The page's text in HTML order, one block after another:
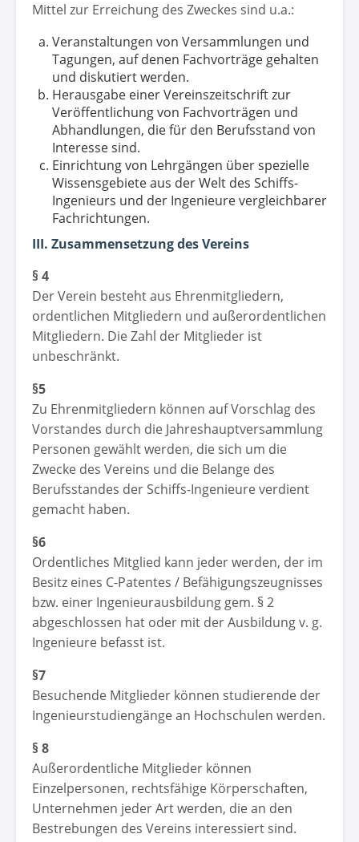
Mittel zur Erreichung des Zweckes sind u.a.:
Veranstaltungen von Versammlungen und
Tagungen, auf denen Fachvorträge gehalten
und diskutiert werden.
Herausgabe einer Vereinszeitschrift zur
Veröffentlichung von Fachvorträgen und
Abhandlungen, die für den Berufsstand von
Interesse sind.
Einrichtung von Lehrgängen über spezielle
Wissensgebiete aus der Welt des Schiffs-
Ingenieurs und der Ingenieure vergleichbarer
Fachrichtungen.
III. Zusammensetzung des Vereins
§ 4
Der Verein besteht aus Ehrenmitgliedern,
ordentlichen Mitgliedern und außerordentlichen
Mitgliedern. Die Zahl der Mitglieder ist
unbeschränkt.
§5
Zu Ehrenmitgliedern können auf Vorschlag des
Vorstandes durch die Jahreshauptversammlung
Personen gewählt werden, die sich um die
Zwecke des Vereins und die Belange des
Berufsstandes der Schiffs-Ingenieure verdient
gemacht haben.
§6
Ordentliches Mitglied kann jeder werden, der im
Besitz eines C-Patentes / Befähigungszeugnisses
bzw. einer Ingenieurausbildung gem. § 2
abgeschlossen hat oder mit der Ausbildung v. g.
Ingenieure befasst ist.
§7
Besuchende Mitglieder können studierende der
Ingenieurstudiengänge an Hochschulen werden.
§ 8
Außerordentliche Mitglieder können
Einzelpersonen, rechtsfähige Körperschaften,
Unternehmen jeder Art werden, die an den
Bestrebungen des Vereins interessiert sind.